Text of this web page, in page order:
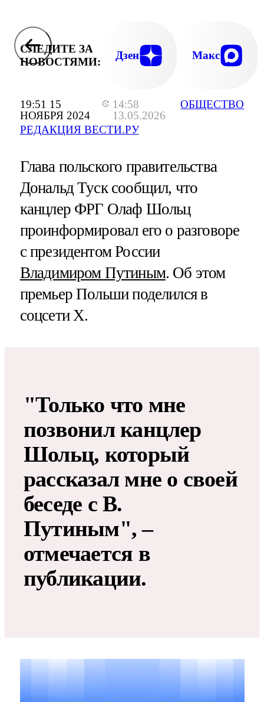
19:51 15
НОЯБРЯ 2024
14:58
13.05.2026
РЕДАКЦИЯ ВЕСТИ.РУ
ОБЩЕСТВО
СЛЕДИТЕ ЗА
НОВОСТЯМИ:
Дзен Макс
Глава польского правительства
Дональд Туск сообщил, что
канцлер ФРГ Олаф Шольц
проинформировал его о разговоре
с президентом России
Владимиром Путиным. Об этом
премьер Польши поделился в
соцсети X.
"Только что мне
позвонил канцлер
Шольц, который
рассказал мне о своей
беседе с В.
Путиным", –
отмечается в
публикации.